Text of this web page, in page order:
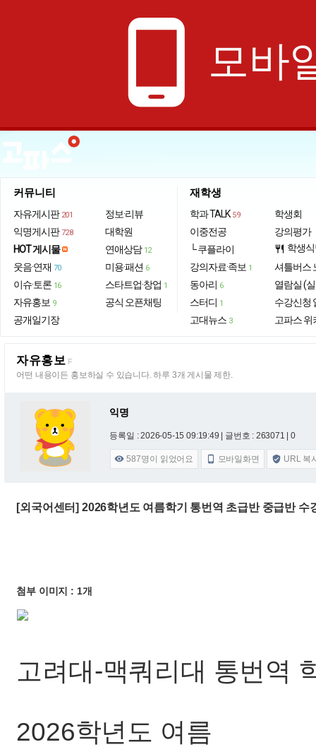
phone_android 모바
커뮤니티
자유게시판 201
익명게시판 728
HOT 게시물
웃음·연재 70
이슈·토론 16
자유홍보 9
공개일기장
정보·리뷰
대학원
연애상담 12
미용·패션 6
스타트업·창업 1
공식 오픈채팅
재학생
학과 TALK 59
이중전공
└ 쿠플라이
강의자료·족보 1
동아리 6
스터디 1
고대뉴스 3
학생회
강의평가
restaurant 학생
셔틀버스
열람실 (
수강신청
고파스 위
자유홍보 F
어떤 내용이든 홍보하실 수 있습니다. 하루 3개 게시물 제한.
익명
등록일 : 2026-05-15 09:19:49 | 글번호 : 263071 | 0
 587명이 읽었어요  모바일화면  URL 복
[외국어센터] 2026학년도 여름학기 통번역 초급반 중급반 수
첨부 이미지 : 1개
고려대-맥쿼리대 통번역
2026학년도 여름